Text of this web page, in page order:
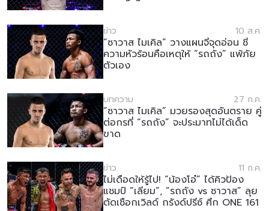
ข่าว 10 ส.ค.
“ซาวาส ไมเคิล” วางแผนจี้จุดอ่อน ชี้
ความหัวร้อนคือเหตุให้ “รถถัง” แพ้ภัย
ตัวเอง
บทความ 27 ก.ค.
“ซาวาส ไมเคิล” มวยรองสุดอันตราย คู่
ต่อกรที่ “รถถัง” จะประมาทไม่ได้เด็ด
ขาด
ข่าว 11 ก.ค.
ไม่เดือดให้รู้ไป! “น้องโอ๋” ได้คิวป้อง
แชมป์ “เลียม”, “รถถัง vs ซาวาส” ลุย
ตัดเชือกเวิลด์ กรังด์ปรีซ์ ศึก ONE 161